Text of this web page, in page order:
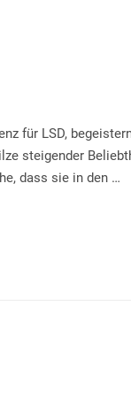
für LSD,
steigender
dass sie in den …